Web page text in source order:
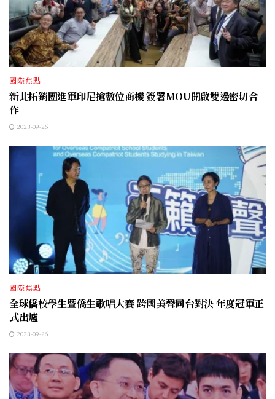
國際焦點
新北拓銷團進軍印尼搶數位商機 簽署MOU開啟雙邊密切合
作
2023-09-26
國際焦點
全球僑校學生暨僑生歌唱大賽 跨國美聲同台對決 年度冠軍正
式出爐
2023-09-26